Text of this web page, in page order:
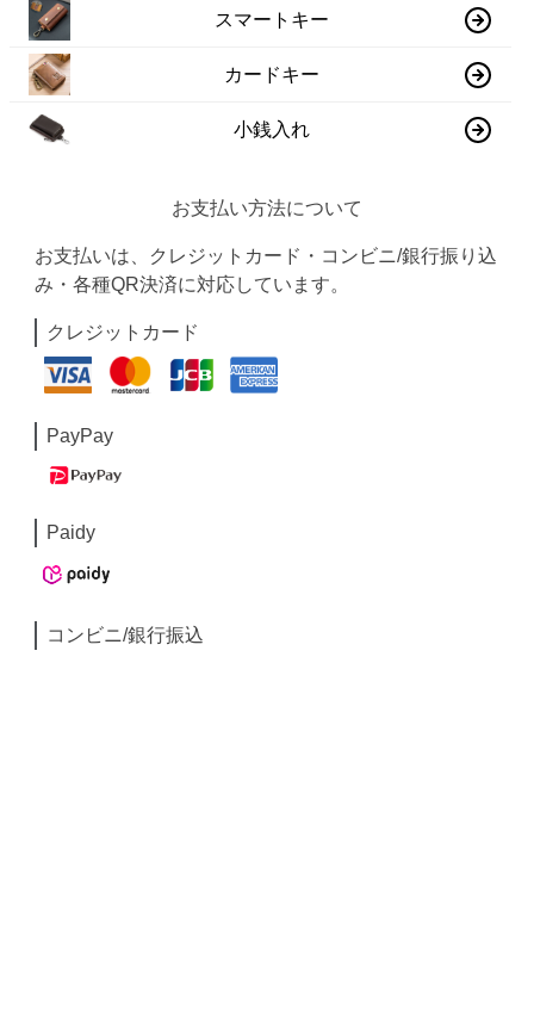
スマートキー
カードキー
小銭入れ
お支払い方法について
お支払いは、クレジットカード・コンビニ/銀行振り込
み・各種QR決済に対応しています。
クレジットカード
PayPay
Paidy
コンビニ/銀行振込